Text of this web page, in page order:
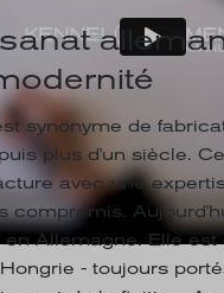
synonyme de
plus d'un siècle.
avec une
compromis.
Allemagne. Elle
- toujours